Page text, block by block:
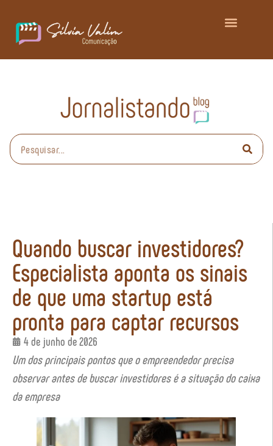
Quando buscar investidores?
Especialista aponta os sinais
de que uma startup está
pronta para captar recursos
4 de junho de 2026
Um dos principais pontos que o empreendedor precisa
observar antes de buscar investidores é a situação do caixa
da empresa